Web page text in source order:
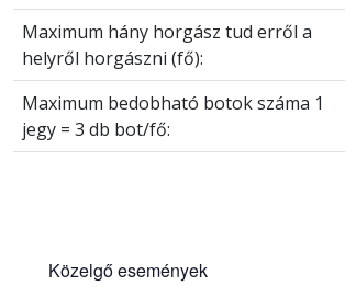
Maximum hány horgász tud erről a
helyről horgászni (fő):
Maximum bedobható botok száma 1
jegy = 3 db bot/fő:
Közelgő események